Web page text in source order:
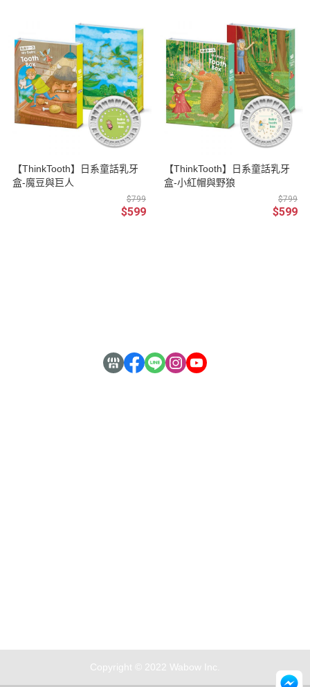
【ThinkTooth】日系童話乳牙
盒-魔豆與巨人
$799
$599
【ThinkTooth】日系童話乳牙
盒-小紅帽與野狼
$799
$599
Copyright © 2022 Wabow Inc.